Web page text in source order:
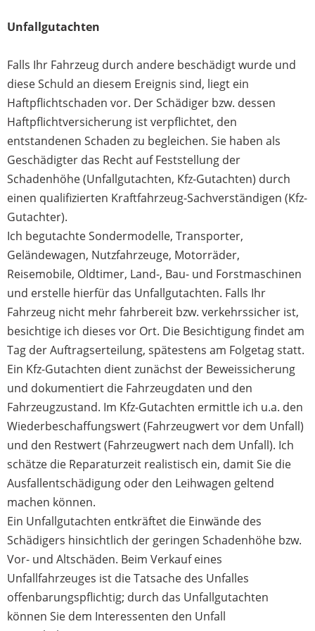
Datenschutzerklärung
Unfallgutachten
Falls Ihr Fahrzeug durch andere beschädigt wurde und
diese Schuld an diesem Ereignis sind, liegt ein
Haftpflichtschaden vor. Der Schädiger bzw. dessen
Haftpflichtversicherung ist verpflichtet, den
entstandenen Schaden zu begleichen. Sie haben als
Geschädigter das Recht auf Feststellung der
Schadenhöhe (Unfallgutachten, Kfz-Gutachten) durch
einen qualifizierten Kraftfahrzeug-Sachverständigen (Kfz-
Gutachter).
Ich begutachte Sondermodelle, Transporter,
Geländewagen, Nutzfahrzeuge, Motorräder,
Reisemobile, Oldtimer, Land-, Bau- und Forstmaschinen
und erstelle hierfür das Unfallgutachten. Falls Ihr
Fahrzeug nicht mehr fahrbereit bzw. verkehrssicher ist,
besichtige ich dieses vor Ort. Die Besichtigung findet am
Tag der Auftragserteilung, spätestens am Folgetag statt.
Ein Kfz-Gutachten dient zunächst der Beweissicherung
und dokumentiert die Fahrzeugdaten und den
Fahrzeugzustand. Im Kfz-Gutachten ermittle ich u.a. den
Wiederbeschaffungswert (Fahrzeugwert vor dem Unfall)
und den Restwert (Fahrzeugwert nach dem Unfall). Ich
schätze die Reparaturzeit realistisch ein, damit Sie die
Ausfallentschädigung oder den Leihwagen geltend
machen können.
Ein Unfallgutachten entkräftet die Einwände des
Schädigers hinsichtlich der geringen Schadenhöhe bzw.
Vor- und Altschäden. Beim Verkauf eines
Unfallfahrzeuges ist die Tatsache des Unfalles
offenbarungspflichtig; durch das Unfallgutachten
können Sie dem Interessenten den Unfall